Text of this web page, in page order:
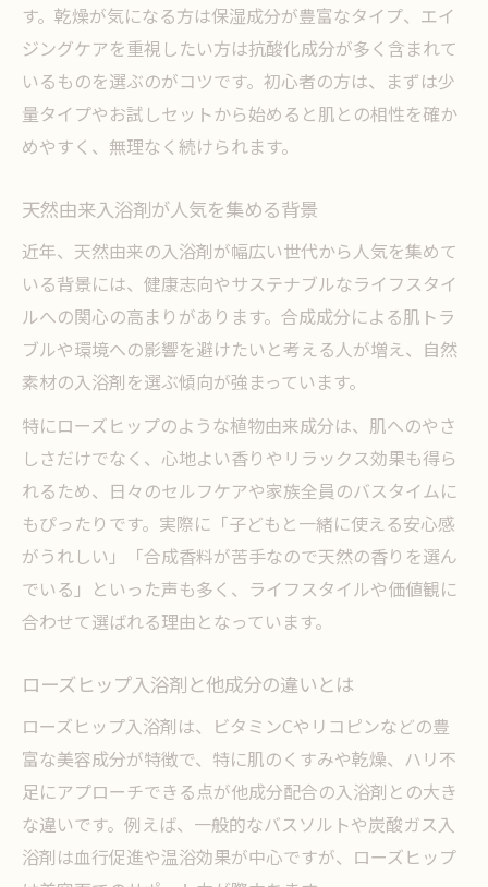
す。乾燥が気になる方は保湿成分が豊富なタイプ、エイ
ジングケアを重視したい方は抗酸化成分が多く含まれて
いるものを選ぶのがコツです。初心者の方は、まずは少
量タイプやお試しセットから始めると肌との相性を確か
めやすく、無理なく続けられます。
天然由来入浴剤が人気を集める背景
近年、天然由来の入浴剤が幅広い世代から人気を集めて
いる背景には、健康志向やサステナブルなライフスタイ
ルへの関心の高まりがあります。合成成分による肌トラ
ブルや環境への影響を避けたいと考える人が増え、自然
素材の入浴剤を選ぶ傾向が強まっています。
特にローズヒップのような植物由来成分は、肌へのやさ
しさだけでなく、心地よい香りやリラックス効果も得ら
れるため、日々のセルフケアや家族全員のバスタイムに
もぴったりです。実際に「子どもと一緒に使える安心感
がうれしい」「合成香料が苦手なので天然の香りを選ん
でいる」といった声も多く、ライフスタイルや価値観に
合わせて選ばれる理由となっています。
ローズヒップ入浴剤と他成分の違いとは
ローズヒップ入浴剤は、ビタミンCやリコピンなどの豊
富な美容成分が特徴で、特に肌のくすみや乾燥、ハリ不
足にアプローチできる点が他成分配合の入浴剤との大き
な違いです。例えば、一般的なバスソルトや炭酸ガス入
浴剤は血行促進や温浴効果が中心ですが、ローズヒップ